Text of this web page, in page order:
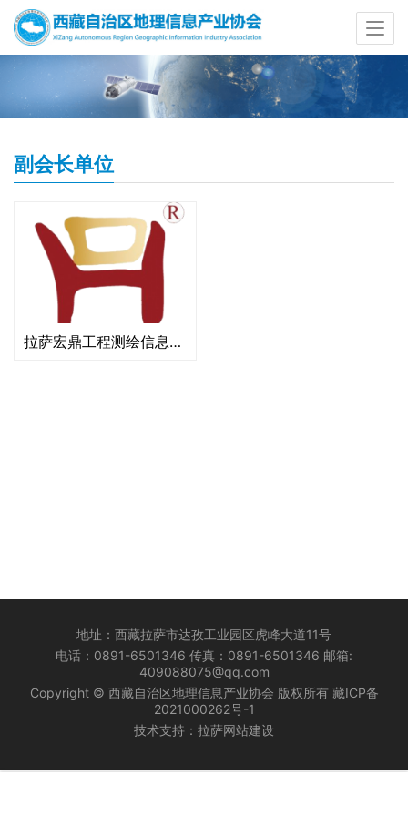
副会长单位
拉萨宏鼎工程测绘信息咨询有限公司
地址：西藏拉萨市达孜工业园区虎峰大道11号
电话：0891-6501346 传真：0891-6501346 邮箱:
409088075@qq.com
Copyright © 西藏自治区地理信息产业协会 版权所有 藏ICP备
2021000262号-1
技术支持： 拉萨网站建设